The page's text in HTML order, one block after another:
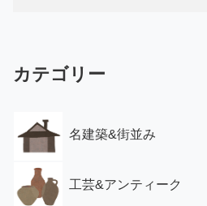
カテゴリー
名建築&街並み
工芸&アンティーク